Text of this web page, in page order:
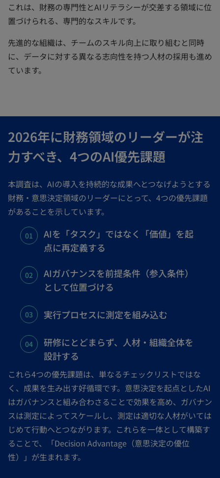
これは、財務の専門性とAIリテラシーが交差する領域に位
置づけられる、専門的なスキルです。
先進的な組織は、チームのスキル向上に取り組むと同時
に、データに対する異なる志向性を持つ人材の採用も進め
ています。
2026年に財務領域のリーダーが注
力すべき、4つのAI優先課題
本調査は、AIの導入を持続的な成果へとつなげようとする
財務・意思決定領域のリーダーにとって、4つの優先課題
があることを示しています。
AIを「タスク」ではなく「価値」を起
点に再定義する
AIガバナンスを前提条件（参入条件）
として位置づける
実行プロセスに測定を組み込む
研修にとどまらず、人材・組織全体を
設計する
これら4つの優先課題は、単なるチェックリストではな
く、成果を生み出す好循環です。意思決定を起点としたAI
はガバナンスと組み合わさることで効果を高め、ガバナン
スは測定によってスケールし、測定は適切な人材がいては
じめて行動へとつながります。これらを一体として構築す
ることで、「Decision Advantage（意思決定の優位
性）」が生まれます。